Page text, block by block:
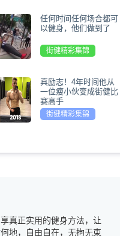
任何时间任何场合都可
以健身，他们做到了
街健精彩集锦
真励志！4年时间他从
一位瘦小伙变成街健比
赛高手
街健精彩集锦
真正实用的健身方法，让
地，自由自在，无拘无束